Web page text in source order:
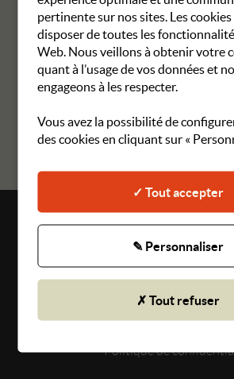
Il n'y a plus de places disponibles à la
Vous pouvez réserver par téléphone en
87 27 11, les mercredis de 14h30 à 17h
RETOUR AUX MANIFESTATIONS
Plan du site
CGU
Politique de
pertinente sur nos sites. Les
disposer de toutes les
Web. Nous veillons à obtenir votre
quant à l’usage de vos données et
engageons à les respecter.
Vous avez la possibilité de
des cookies en cliquant sur «
✓ Tout accepter
✎ Personnaliser
✗ Tout refuser